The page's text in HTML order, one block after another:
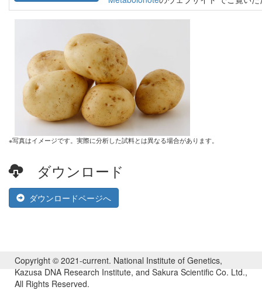
※写真はイメージです。実際に分析した試料とは異なる場合があります。
ダウンロード
ダウンロードページへ
Copyright © 2021-current. National Institute of Genetics,
Kazusa DNA Research Institute, and Sakura Scientific Co. Ltd.,
All Rights Reserved.